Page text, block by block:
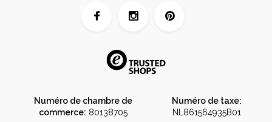
Numéro de chambre de
commerce: 80138705
Numéro de taxe:
NL861564935B01